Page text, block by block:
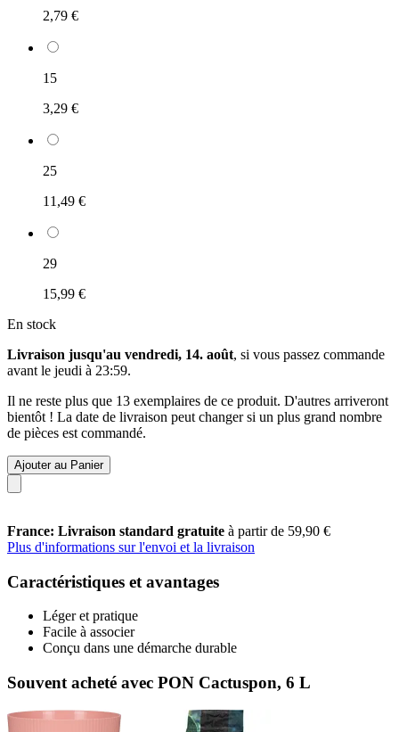
2,79 €
15
3,29 €
25
11,49 €
29
15,99 €
En stock
Livraison jusqu'au vendredi, 14. août, si vous passez commande
avant le jeudi à 23:59.
Il ne reste plus que 13 exemplaires de ce produit. D'autres arriveront
bientôt ! La date de livraison peut changer si un plus grand nombre
de pièces est commandé.
Ajouter au Panier
France: Livraison standard gratuite à partir de 59,90 €
Plus d'informations sur l'envoi et la livraison
Caractéristiques et avantages
Léger et pratique
Facile à associer
Conçu dans une démarche durable
Souvent acheté avec PON Cactuspon, 6 L